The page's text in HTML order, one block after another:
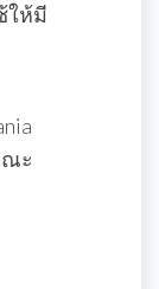
ให้มี
ณะ